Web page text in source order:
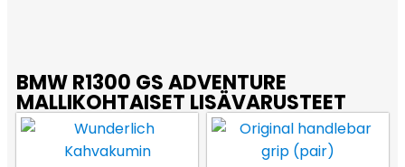
BMW R1300 GS ADVENTURE
MALLIKOHTAISET LISÄVARUSTEET